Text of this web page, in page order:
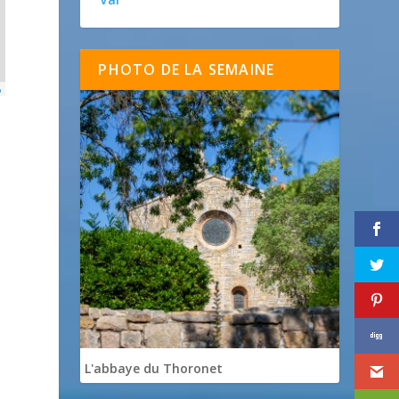
PHOTO DE LA SEMAINE
L'abbaye du Thoronet